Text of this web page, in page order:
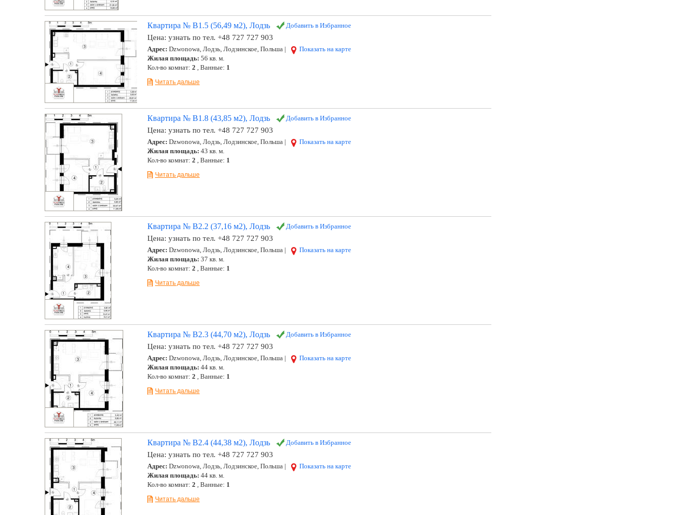
Добавить в Избранное
Квартира № B1.5 (56,49 м2), Лодзь
Цена: узнать по тел. +48 727 727 903
Адрес: Dzwonowa, Лодзь, Лодзинское, Польша |
Показать на карте
Жилая площадь: 56 кв. м.
Кол-во комнат: 2 , Ванные: 1
Читать дальше
Добавить в Избранное
Квартира № B1.8 (43,85 м2), Лодзь
Цена: узнать по тел. +48 727 727 903
Адрес: Dzwonowa, Лодзь, Лодзинское, Польша |
Показать на карте
Жилая площадь: 43 кв. м.
Кол-во комнат: 2 , Ванные: 1
Читать дальше
Добавить в Избранное
Квартира № B2.2 (37,16 м2), Лодзь
Цена: узнать по тел. +48 727 727 903
Адрес: Dzwonowa, Лодзь, Лодзинское, Польша |
Показать на карте
Жилая площадь: 37 кв. м.
Кол-во комнат: 2 , Ванные: 1
Читать дальше
Добавить в Избранное
Квартира № B2.3 (44,70 м2), Лодзь
Цена: узнать по тел. +48 727 727 903
Адрес: Dzwonowa, Лодзь, Лодзинское, Польша |
Показать на карте
Жилая площадь: 44 кв. м.
Кол-во комнат: 2 , Ванные: 1
Читать дальше
Добавить в Избранное
Квартира № B2.4 (44,38 м2), Лодзь
Цена: узнать по тел. +48 727 727 903
Адрес: Dzwonowa, Лодзь, Лодзинское, Польша |
Показать на карте
Жилая площадь: 44 кв. м.
Кол-во комнат: 2 , Ванные: 1
Читать дальше